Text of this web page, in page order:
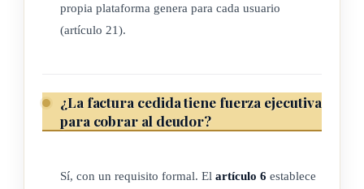
cual permite incrementar la seguridad y confianza en el
proceso de cesión de los documentos.
patrimonio autónomo o entidad de derecho público
propietaria de derechos de crédito y cobro presentes y/o
legal, para ser descontados por un factor.
propia plataforma genera para cada usuario
(artículo 21).
¿La factura cedida tiene fuerza ejecutiva
para cobrar al deudor?
Sí, con un requisito formal. El artículo 6 establece